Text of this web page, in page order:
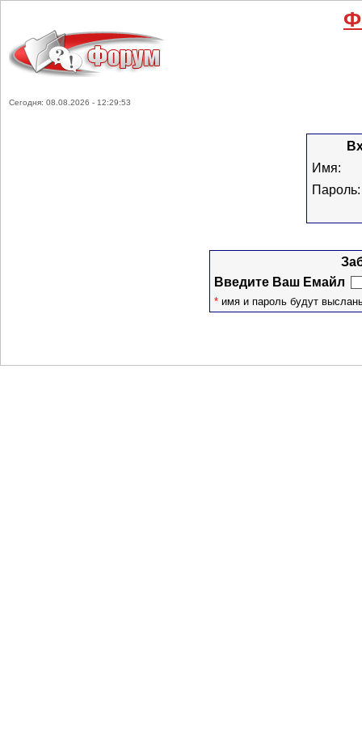
Сегодня: 08.08.2026 - 12:29:53
Имя:
Пароль:
Введите Ваш Емайл
* имя и пароль будут